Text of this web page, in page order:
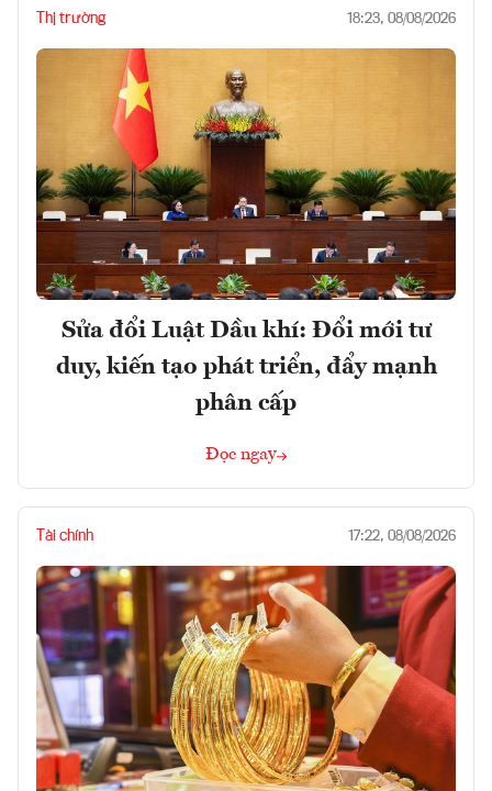
Thị trường 18:23, 08/08/2026
Sửa đổi Luật Dầu khí: Đổi mới tư
duy, kiến tạo phát triển, đẩy mạnh
phân cấp
Đọc ngay
Tài chính 17:22, 08/08/2026